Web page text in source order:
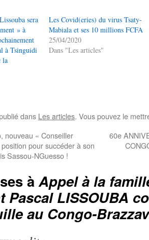
sera
» à
à Tsinguidi
la
Les Covid(eries) du virus Tsaty-
Mabiala et ses 10 millions FCFA
25/04/2020
Dans "Les articles"
dans Les articles. Vous pouvez le
nouveau « Conseiller
pour succéder à son
Sassou-NGuesso !
60e
àAppel à la
Pascal LISSOUBA
au Congo-